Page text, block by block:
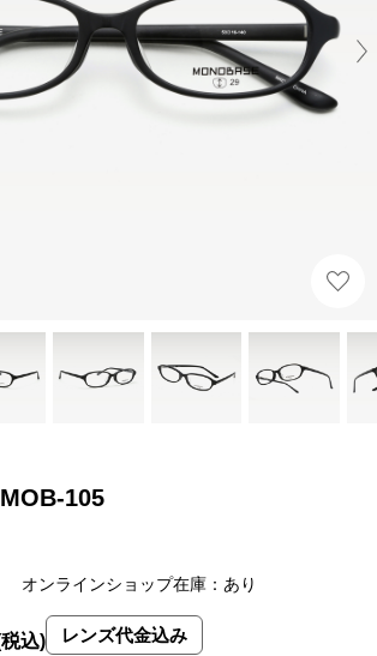
105
オンラインショップ在庫：あり
レンズ代金込み